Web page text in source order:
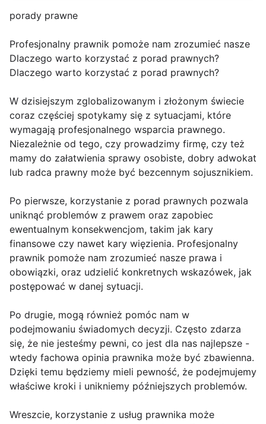
porady prawne
Profesjonalny prawnik pomoże nam zrozumieć nasze
Dlaczego warto korzystać z porad prawnych?
Dlaczego warto korzystać z porad prawnych?
W dzisiejszym zglobalizowanym i złożonym świecie
coraz częściej spotykamy się z sytuacjami, które
wymagają profesjonalnego wsparcia prawnego.
Niezależnie od tego, czy prowadzimy firmę, czy też
mamy do załatwienia sprawy osobiste, dobry adwokat
lub radca prawny może być bezcennym sojusznikiem.
Po pierwsze, korzystanie z porad prawnych pozwala
uniknąć problemów z prawem oraz zapobiec
ewentualnym konsekwencjom, takim jak kary
finansowe czy nawet kary więzienia. Profesjonalny
prawnik pomoże nam zrozumieć nasze prawa i
obowiązki, oraz udzielić konkretnych wskazówek, jak
postępować w danej sytuacji.
Po drugie, mogą również pomóc nam w
podejmowaniu świadomych decyzji. Często zdarza
się, że nie jesteśmy pewni, co jest dla nas najlepsze -
wtedy fachowa opinia prawnika może być zbawienna.
Dzięki temu będziemy mieli pewność, że podejmujemy
właściwe kroki i unikniemy późniejszych problemów.
Wreszcie, korzystanie z usług prawnika może